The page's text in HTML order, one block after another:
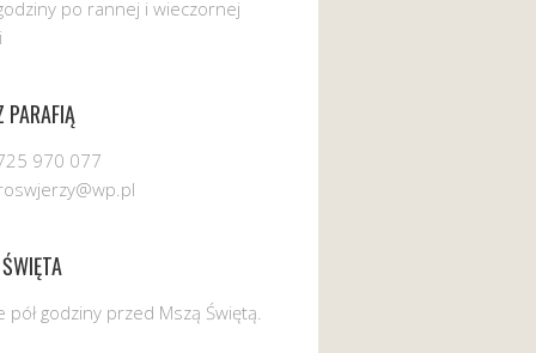
po rannej i wieczornej
PARAFIĄ
970 077
pół godziny przed Mszą Świętą.